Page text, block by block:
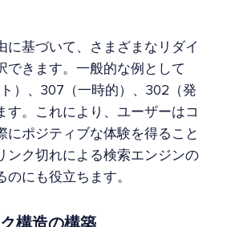
に基づいて、さまざまなリダイ
できます。一般的な例として
）、307（一時的）、302（発
す。これにより、ユーザーはコ
にポジティブな体験を得ること
ンク切れによる検索エンジンの
にも役立ちます。
構造の構築